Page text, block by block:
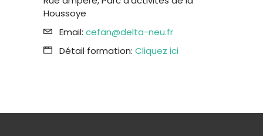
Houssoye
Email: cefan@delta-neu.fr
Détail formation: Cliquez ici